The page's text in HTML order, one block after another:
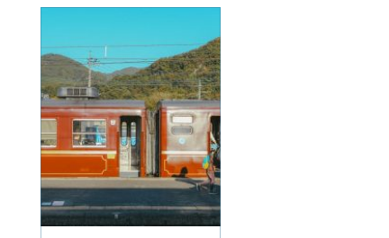
af de bedste måder at
komme rundt på ved at
bruge et "Rail Pass
Japan". ...